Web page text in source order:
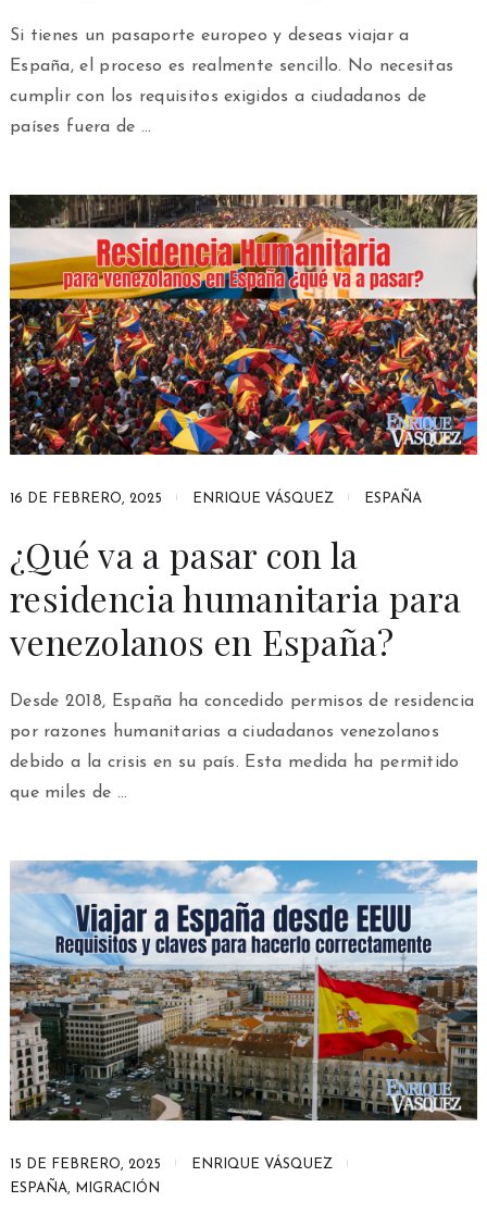
Si tienes un pasaporte europeo y deseas viajar a
España, el proceso es realmente sencillo. No necesitas
cumplir con los requisitos exigidos a ciudadanos de
países fuera de …
16 DE FEBRERO, 2025 ENRIQUE VÁSQUEZ ESPAÑA
¿Qué va a pasar con la
residencia humanitaria para
venezolanos en España?
Desde 2018, España ha concedido permisos de residencia
por razones humanitarias a ciudadanos venezolanos
debido a la crisis en su país. Esta medida ha permitido
que miles de …
15 DE FEBRERO, 2025
ENRIQUE VÁSQUEZ
ESPAÑA, MIGRACIÓN